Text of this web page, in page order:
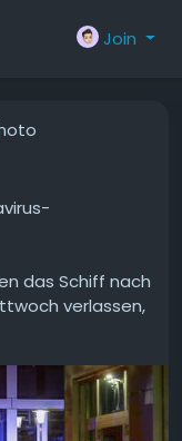
Join
das Schiff nach
verlassen,
Sie wird nun in